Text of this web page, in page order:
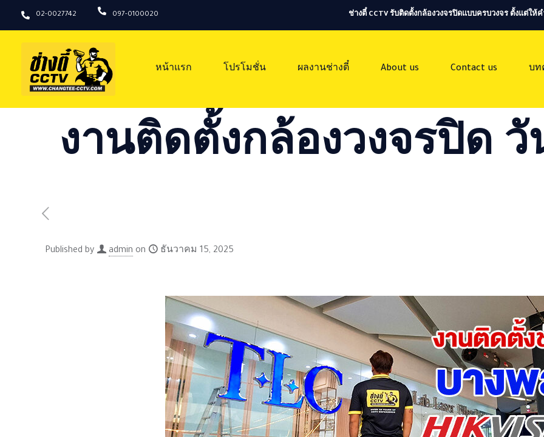
02-0027742 097-0100020 ช่างตี๋ CCTV รับติดตั้งกล้องวงจรปิดแบบครบวงจร ตั้งแต่
หน้าแรก โปรโมชั่น ผลงานช่างตี๋ About us Contact us บท
งานติดตั้งกล้องวงจรปิด วั
Published by admin on ธันวาคม 15, 2025